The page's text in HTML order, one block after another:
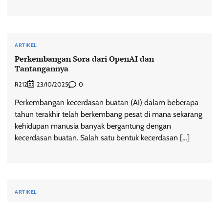
ARTIKEL
Perkembangan Sora dari OpenAI dan
Tantangannya
R212 23/10/2025 0
Perkembangan kecerdasan buatan (AI) dalam beberapa
tahun terakhir telah berkembang pesat di mana sekarang
kehidupan manusia banyak bergantung dengan
kecerdasan buatan. Salah satu bentuk kecerdasan […]
ARTIKEL